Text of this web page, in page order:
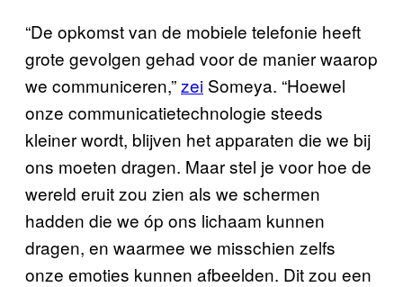
“De opkomst van de mobiele telefonie heeft
grote gevolgen gehad voor de manier waarop
we communiceren,”zei Someya. “Hoewel
onze communicatietechnologie steeds
kleiner wordt, blijven het apparaten die we bij
ons moeten dragen. Maar stel je voor hoe de
wereld eruit zou zien als we schermen
hadden die we óp ons lichaam kunnen
dragen, en waarmee we misschien zelfs
onze emoties kunnen afbeelden. Dit zou een